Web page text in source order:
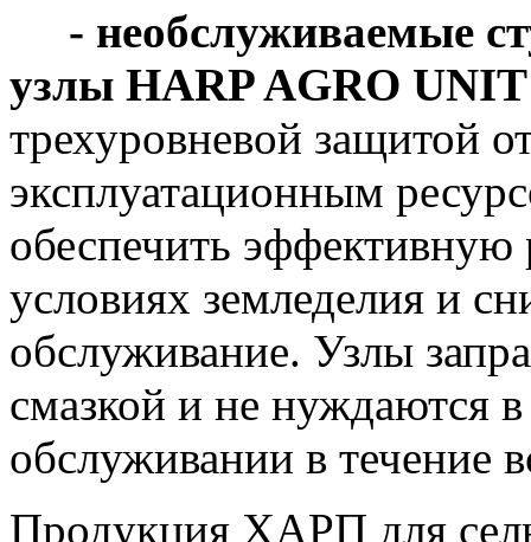
- необслуживаемые
узлы HARP AGRO UNIT
трехуровневой защитой
эксплуатационным
обеспечить эффективную
условиях земледелия и
обслуживание. Узлы
смазкой и не нуждаются
обслуживании в течение
Продукция ХАРП для